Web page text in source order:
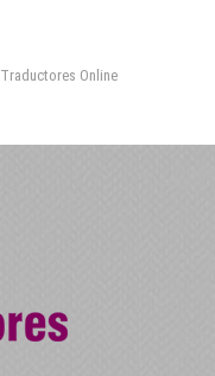
Traductores Online